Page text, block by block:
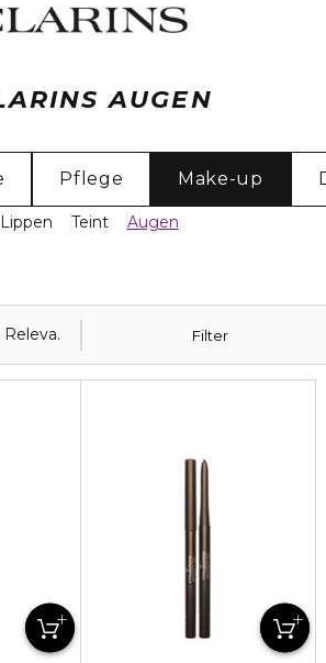
AUGEN
Pflege Make-up
Lippen Teint Augen
Filter
Relevanz